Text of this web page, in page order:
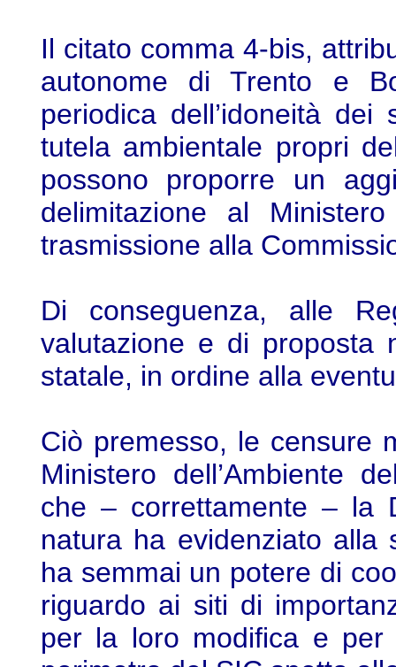
Il citato comma 4-bis,
autonome di Trento e
periodica dell’idoneità dei
tutela ambientale propri
possono proporre un
delimitazione al
trasmissione alla
Di conseguenza, alle
valutazione e di proposta
statale, in ordine alla
Ciò premesso, le censure
Ministero dell’Ambiente
che – correttamente – la
natura ha evidenziato alla
ha semmai un potere di
riguardo ai siti di
per la loro modifica e per